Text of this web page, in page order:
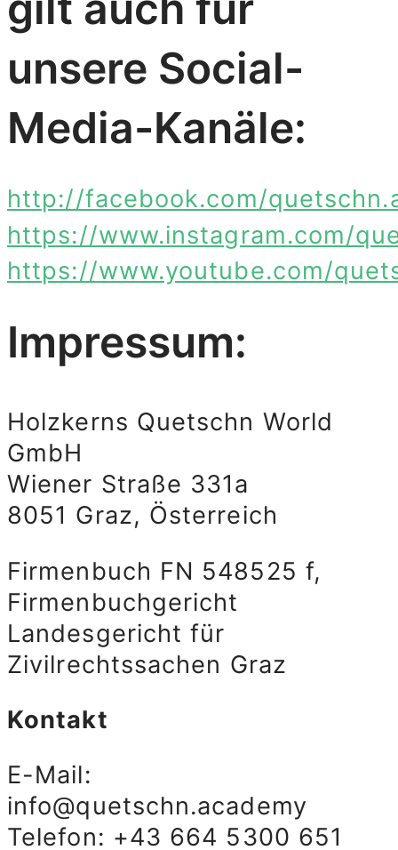
unsere Social-
Media-Kanäle:
http://facebook.com/
https://www.instagram.com/
https://www.youtube.com/
Impressum:
Holzkerns Quetschn World
GmbH
Wiener Straße 331a
8051 Graz, Österreich
Firmenbuch FN 548525 f,
Firmenbuchgericht
Landesgericht für
Zivilrechtssachen Graz
Kontakt
E-Mail:
info@quetschn.academy
Telefon: +43 664 5300 651